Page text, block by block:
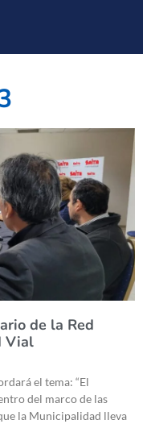
de la Red
Vial
el tema: “El
del marco de las
la Municipalidad lleva